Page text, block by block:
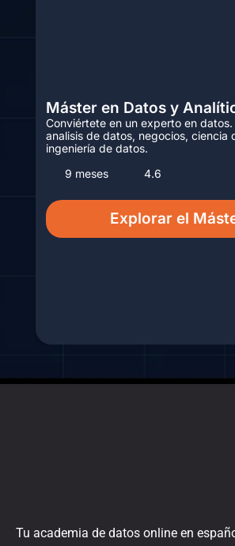
Máster en Datos y
Conviértete en un experto en
analisis de datos, negocios, ciencia
ingeniería de datos.
9 meses
4.6
Explorar el
Tu academia de datos online en